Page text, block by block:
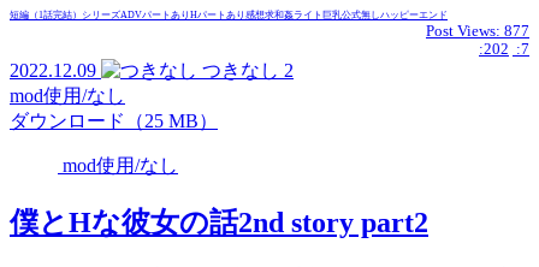
短編（1話完結） シリーズADVパートあり Hパートあり 感想求和姦ライト 巨乳公式無しハッピーエンド
Post Views: 877
:202 :7
2022.12.09 つきなし 2
mod使用/なし
ダウンロード（25 MB）
mod使用/なし
僕とHな彼女の話2nd story part2